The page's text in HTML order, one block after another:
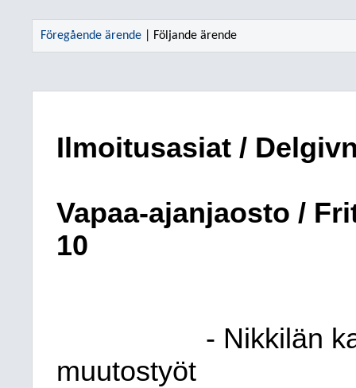
Föregående ärende | Följande ärende
Ilmoitusasiat /
Vapaa-ajanjaosto /
10
- Nikkilän
muutostyöt